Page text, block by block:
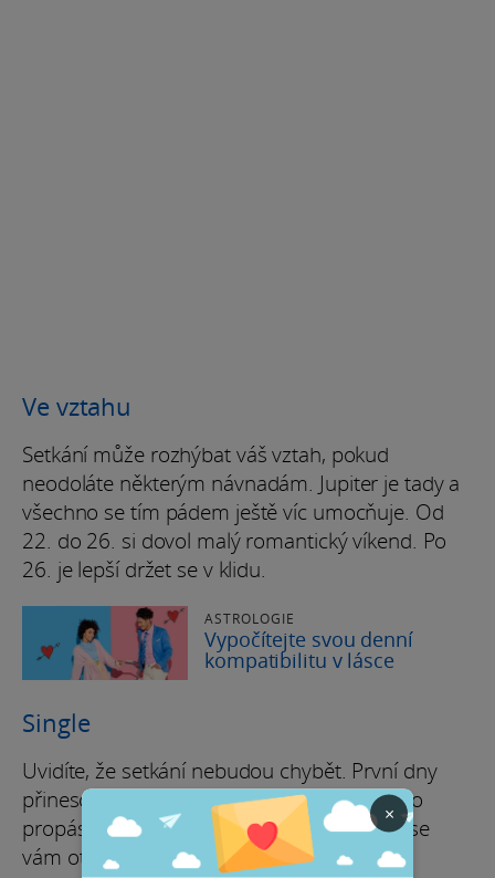
Ve vztahu
Setkání může rozhýbat váš vztah, pokud
neodoláte některým návnadám. Jupiter je tady a
všechno se tím pádem ještě víc umocňuje. Od
22. do 26. si dovol malý romantický víkend. Po
26. je lepší držet se v klidu.
ASTROLOGIE
Vypočítejte svou denní
kompatibilitu v lásce
Single
Uvidíte, že setkání nebudou chybět. První dny
přinesou hodně zajímavých spojení. Když to
propásnete, počkejte si do 22. do 26., kdy se
vám otevře jasné okno pro lásku.
×